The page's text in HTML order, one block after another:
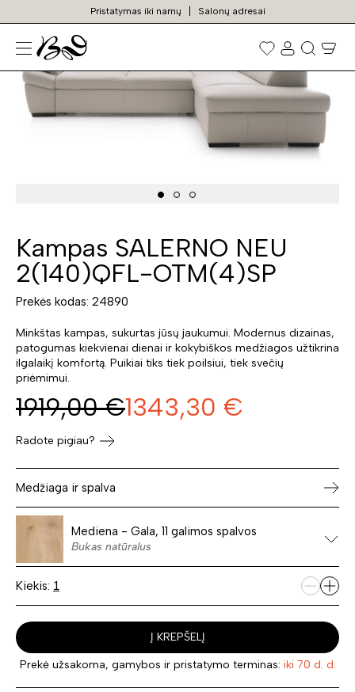
Pristatymas iki namų Salonų adresai
Prekių
paieška
N
Kampas SALERNO NEU
2(140)QFL-OTM(4)SP
Prekės kodas: 24890
Minkštas kampas, sukurtas jūsų jaukumui. Modernus dizainas,
patogumas kiekvienai dienai ir kokybiškos medžiagos užtikrina
ilgalaikį komfortą. Puikiai tiks tiek poilsiui, tiek svečių
priėmimui.
1919,00 €1343,30 €
Radote pigiau?
Medžiaga ir spalva
Mediena - Gala, 11 galimos spalvos
Bukas natūralus
Kiekis:
Į KREPŠELĮ
Prekė užsakoma, gamybos ir pristatymo terminas: iki 70 d. d.